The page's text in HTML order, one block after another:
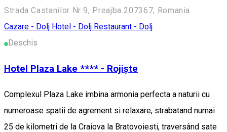
Strada Castanilor Nr 9, Preajba 207367, Romania
Cazare - Dolj Hotel - Dolj Restaurant - Dolj
Deschis
Hotel Plaza Lake **** - Rojiște
Complexul Plaza Lake imbina armonia perfecta a naturii cu
numeroase spatii de agrement si relaxare, strabatand numai
25 de kilometri de la Craiova la Bratovoiesti, traversând sate